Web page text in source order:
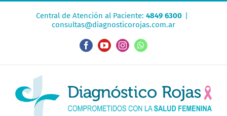
Central de Atención al Paciente: 4849 6300 |
consultas@diagnosticorojas.com.ar
FacebookYouTubeInstagramWhatsApp